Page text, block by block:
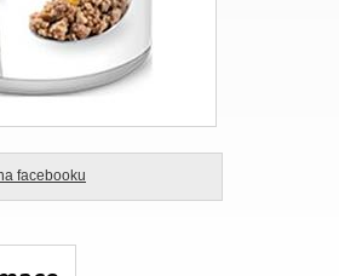
facebooku